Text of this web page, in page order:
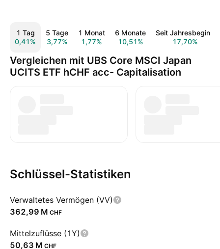
1 Tag
0,41%
5 Tage
3,77%
1 Monat
1,77%
6 Monate
10,51%
Seit Jahresbeginn
17,70%
Vergleichen mit UBS Core MSCI Japan
UCITS ETF hCHF acc- Capitalisation
Schlüssel-Statistiken
Verwaltetes Vermögen (VV)
‪362,99 M‬ CHF
Mittelzuflüsse (1Y)
‪50,63 M‬ CHF